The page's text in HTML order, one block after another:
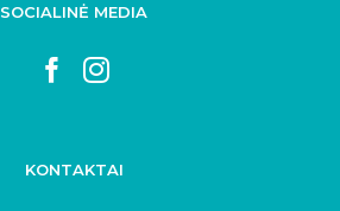
SOCIALINĖ MEDIA
KONTAKTAI